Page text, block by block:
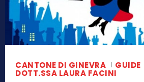
CANTONE DI GINEVRA GUIDE
DOTT.SSA LAURA FACINI